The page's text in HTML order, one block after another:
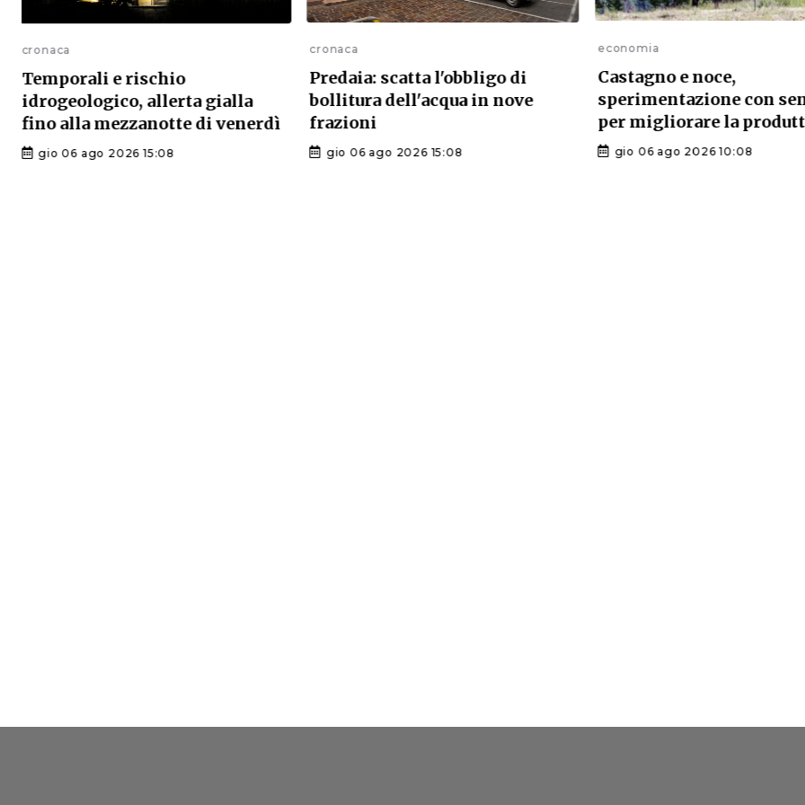
cronaca
Temporali e rischio
idrogeologico, allerta gialla
fino alla mezzanotte di venerdì
gio 06 ago 2026 15:08
cronaca
Predaia: scatta l'obbligo di
bollitura dell'acqua in nove
frazioni
gio 06 ago 2026 15:08
economia
Castagno e noce,
sperimentazione con
per migliorare la
gio 06 ago 2026 10:08